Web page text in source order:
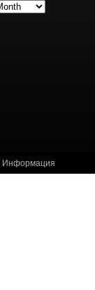
Информация